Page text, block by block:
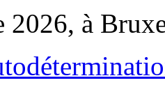
2026, à